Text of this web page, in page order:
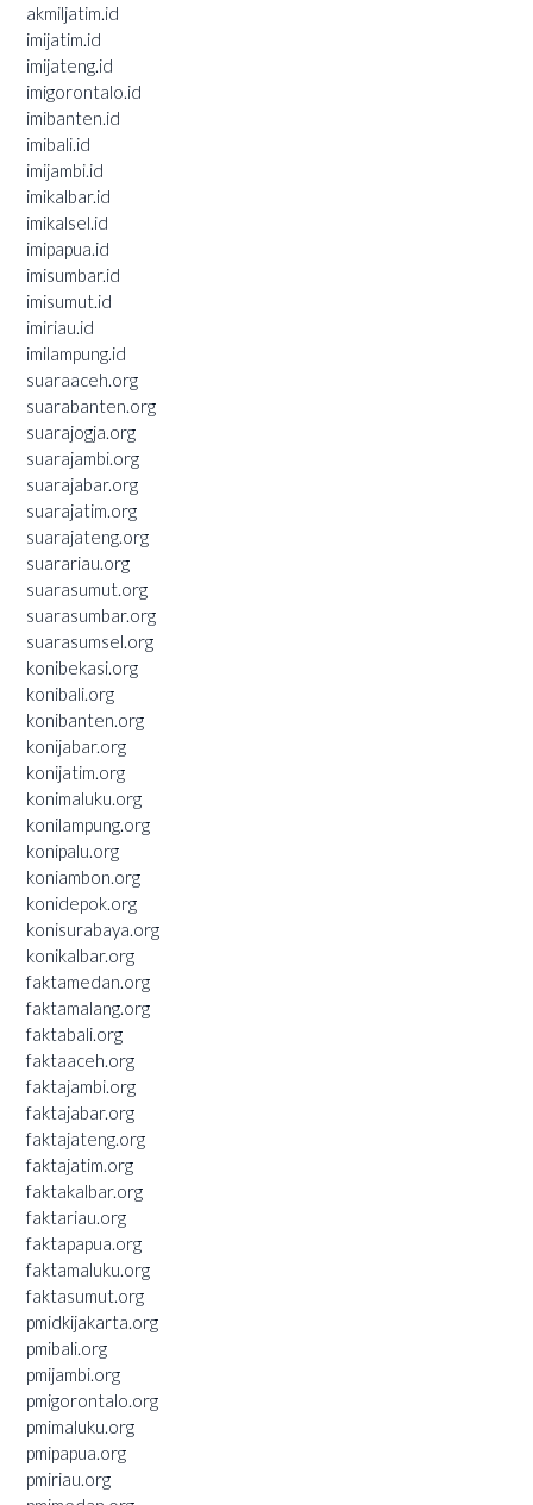
akmiljatim.id
imijatim.id
imijateng.id
imigorontalo.id
imibanten.id
imibali.id
imijambi.id
imikalbar.id
imikalsel.id
imipapua.id
imisumbar.id
imisumut.id
imiriau.id
imilampung.id
suaraaceh.org
suarabanten.org
suarajogja.org
suarajambi.org
suarajabar.org
suarajatim.org
suarajateng.org
suarariau.org
suarasumut.org
suarasumbar.org
suarasumsel.org
konibekasi.org
konibali.org
konibanten.org
konijabar.org
konijatim.org
konimaluku.org
konilampung.org
konipalu.org
koniambon.org
konidepok.org
konisurabaya.org
konikalbar.org
faktamedan.org
faktamalang.org
faktabali.org
faktaaceh.org
faktajambi.org
faktajabar.org
faktajateng.org
faktajatim.org
faktakalbar.org
faktariau.org
faktapapua.org
faktamaluku.org
faktasumut.org
pmidkijakarta.org
pmibali.org
pmijambi.org
pmigorontalo.org
pmimaluku.org
pmipapua.org
pmiriau.org